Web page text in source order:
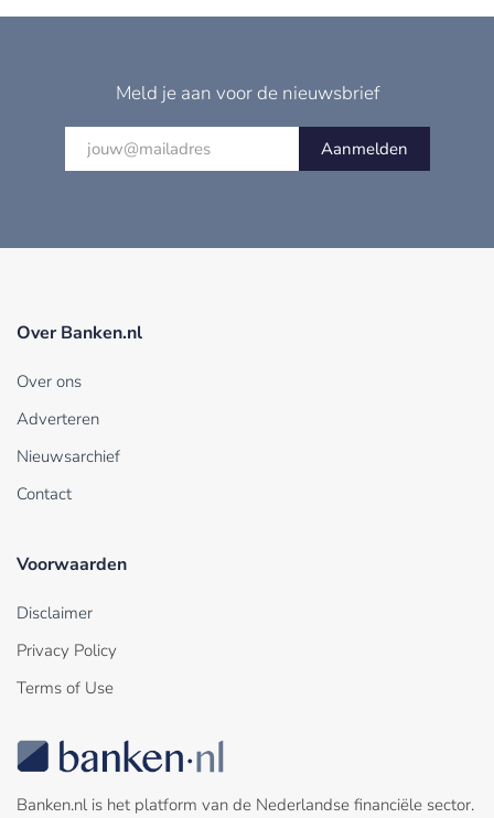
Meld je aan voor de nieuwsbrief
Aanmelden
Over Banken.nl
Over ons
Adverteren
Nieuwsarchief
Contact
Voorwaarden
Disclaimer
Privacy Policy
Terms of Use
Banken.nl is het platform van de Nederlandse financiële sector.